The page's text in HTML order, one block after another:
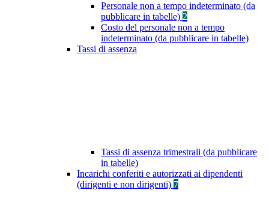
Personale non a tempo indeterminato (da
pubblicare in tabelle) 2
Costo del personale non a tempo
indeterminato (da pubblicare in tabelle)
Tassi di assenza
Tassi di assenza trimestrali (da pubblicare
in tabelle)
Incarichi conferiti e autorizzati ai dipendenti
(dirigenti e non dirigenti) 7